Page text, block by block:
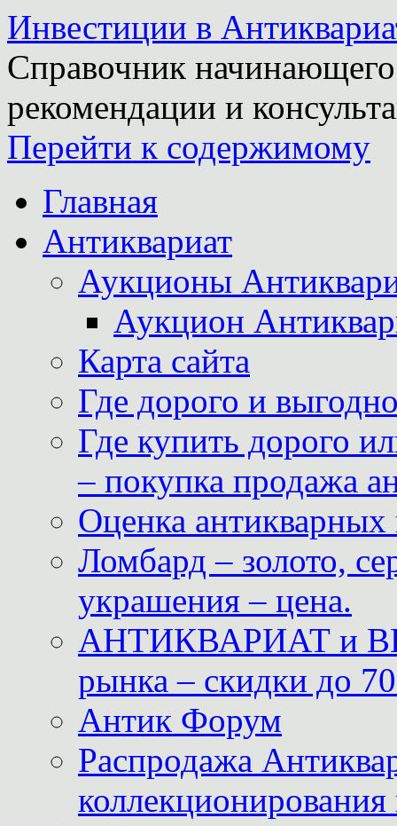
Инвестиции в
Справочник
рекомендации и
Перейти к содержимому
Главная
Антиквариат
Аукционы
Аукцион
Карта сайта
Где дорого и
Где купить дорого
– покупка продажа
Оценка антикварных
Ломбард – золото,
украшения – цена.
АНТИКВАРИАТ и
рынка – скидки до
Антик Форум
Распродажа